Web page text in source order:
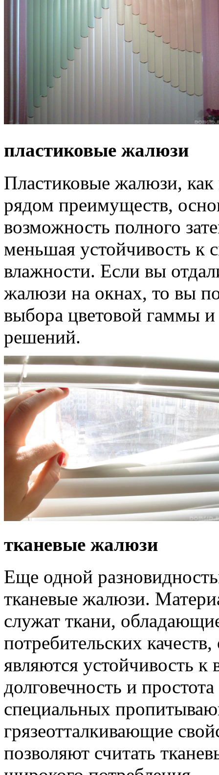
пластиковые жалюзи
Пластиковые жалюзи,
рядом преимуществ,
возможность полного
меньшая устойчивость к
влажности. Если вы
жалюзи на окнах, то вы
выбора цветовой гаммы
решений.
тканевые жалюзи
Еще одной
тканевые жалюзи.
служат ткани,
потребительских
являются устойчивость
долговечность и
специальных
грязеотталкивающие
позволяют считать